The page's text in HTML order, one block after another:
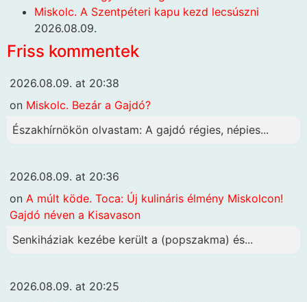
Miskolc. A Szentpéteri kapu kezd lecsúszni
2026.08.09.
Friss kommentek
2026.08.09. at 20:38
on Miskolc. Bezár a Gajdó?
Északhírnökön olvastam: A gajdó régies, népies...
2026.08.09. at 20:36
on A múlt köde. Toca: Új kulináris élmény Miskolcon!
Gajdó néven a Kisavason
Senkiháziak kezébe került a (popszakma) és...
2026.08.09. at 20:25